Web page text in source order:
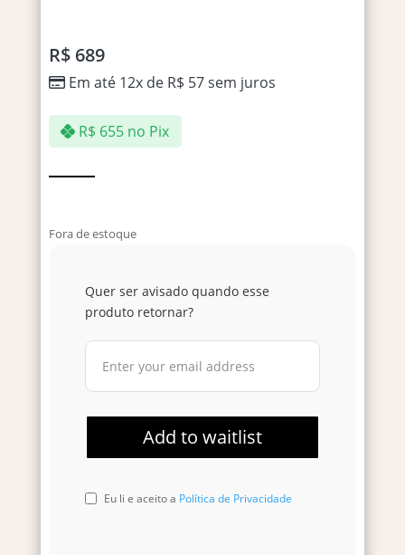
R$689
Em até 12x de R$ 57sem juros
R$ 655 no Pix
Fora de estoque
Quer ser avisado quando esse
produto retornar?
Eu li e aceito a Política de Privacidade